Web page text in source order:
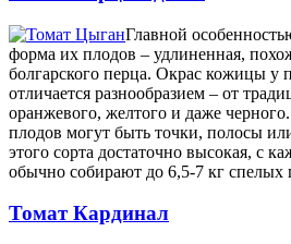
Главной
форма их плодов – удлиненная,
болгарского перца. Окрас кожицы у
отличается разнообразием – от
оранжевого, желтого и даже
плодов могут быть точки, полосы
этого сорта достаточно высокая, с
обычно собирают до 6,5-7 кг спелых
Томат Кардинал